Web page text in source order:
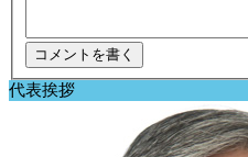
代表挨拶